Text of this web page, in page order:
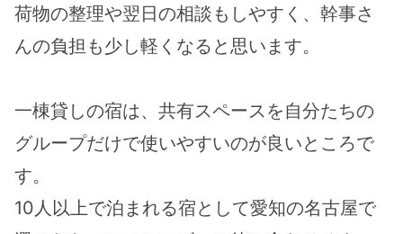
荷物の整理や翌日の相談もしやすく、幹事さ
んの負担も少し軽くなると思います。
一棟貸しの宿は、共有スペースを自分たちの
グループだけで使いやすいのが良いところで
す。
10人以上で泊まれる宿として愛知の名古屋で